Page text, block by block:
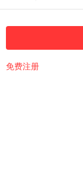
免费注册